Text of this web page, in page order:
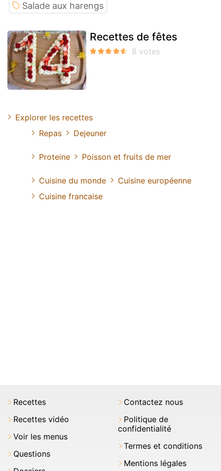
Salade aux harengs
Recettes de fêtes
Explorer les recettes
Repas
Dejeuner
Proteine Poisson et fruits de mer
Cuisine du monde
Cuisine européenne
Cuisine francaise
Recettes
Recettes vidéo
Voir les menus
Questions
Contactez nous
Politique de
confidentialité
Termes et conditions
Mentions légales